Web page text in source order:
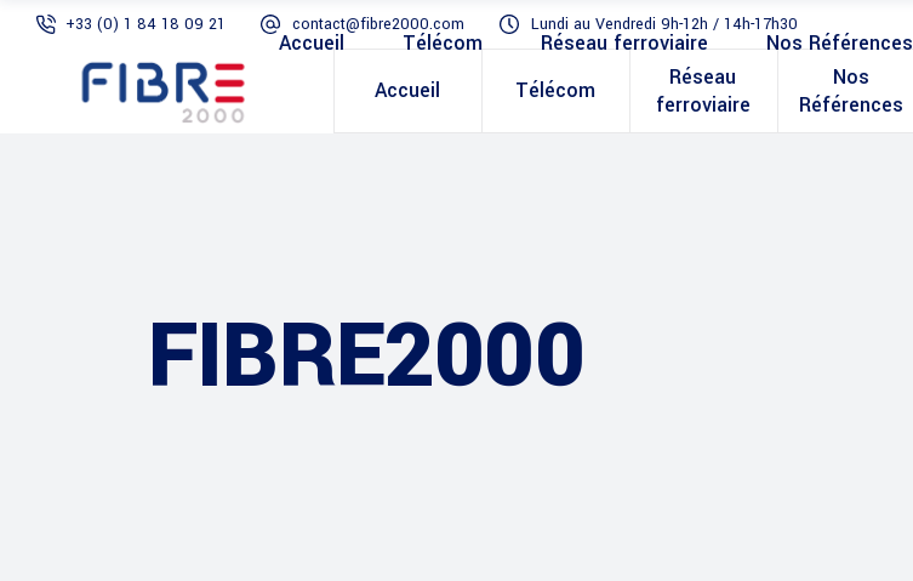
+33 (0) 1 84 18 09 21 contact@fibre2000.com Lundi au Vendredi 9h-12h / 14h-17h30
Accueil Télécom
Réseau
ferroviaire
Nos
Références
Accueil Télécom Réseau ferroviaire Nos Références
FIBRE2000